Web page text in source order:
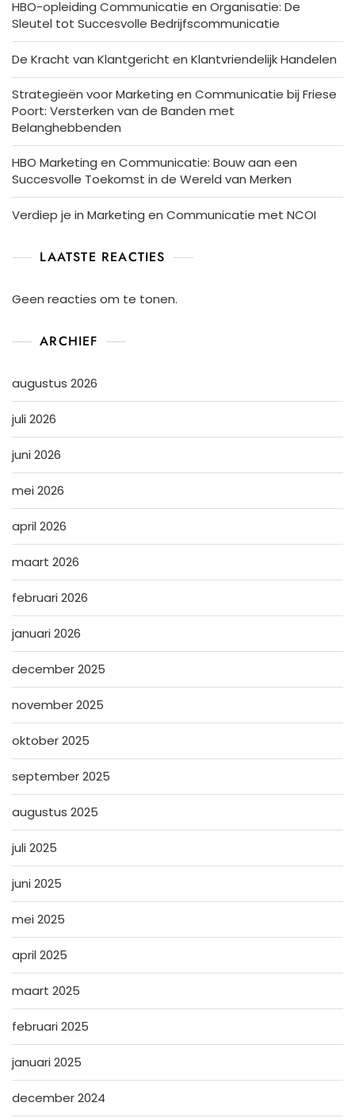
HBO-opleiding Communicatie en Organisatie: De
Sleutel tot Succesvolle Bedrijfscommunicatie
De Kracht van Klantgericht en Klantvriendelijk Handelen
Strategieën voor Marketing en Communicatie bij Friese
Poort: Versterken van de Banden met
Belanghebbenden
HBO Marketing en Communicatie: Bouw aan een
Succesvolle Toekomst in de Wereld van Merken
Verdiep je in Marketing en Communicatie met NCOI
LAATSTE REACTIES
Geen reacties om te tonen.
ARCHIEF
augustus 2026
juli 2026
juni 2026
mei 2026
april 2026
maart 2026
februari 2026
januari 2026
december 2025
november 2025
oktober 2025
september 2025
augustus 2025
juli 2025
juni 2025
mei 2025
april 2025
maart 2025
februari 2025
januari 2025
december 2024